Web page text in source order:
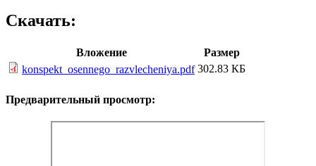
Скачать:
Вложение
Размер
konspekt_osennego_razvlecheniya.pdf 302.83 КБ
Предварительный просмотр: